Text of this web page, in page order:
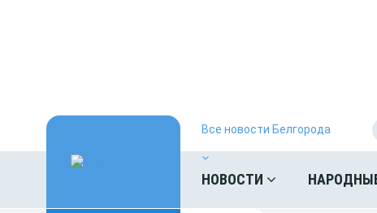
Все новости Белгорода
НОВОСТИ